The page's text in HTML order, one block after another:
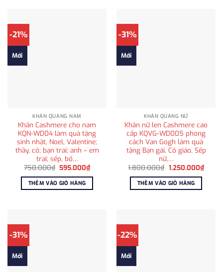
-21%
Mới
KHĂN QUÀNG NAM
Khăn Cashmere cho nam
KQN-WD04 làm quà tặng
sinh nhật, Noel, Valentine;
thầy, cô; bạn trai; anh – em
trai; sếp, bố…
750.000₫ Giá
là:
750.000₫.
595.000₫Giá
hiện
tại
595.000₫.
THÊM VÀO GIỎ HÀNG
-31%
Mới
KHĂN QUÀNG NỮ
Khăn nữ len Cashmere cao
cấp KQVG-WD005 phong
cách Van Gogh làm quà
tặng Bạn gái, Cô giáo, Sếp
nữ,…
1.800.000₫ Giá
là:
1.800.000₫.
1.250.000₫Giá
hiện
THÊM VÀO GIỎ HÀNG
-31%
Mới
-22%
Mới